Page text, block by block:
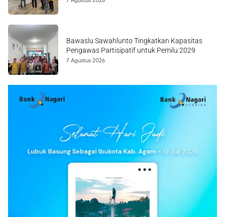
Bawaslu Sawahlunto Tingkatkan Kapasitas
Pengawas Partisipatif untuk Pemilu 2029
7 Agustus 2026